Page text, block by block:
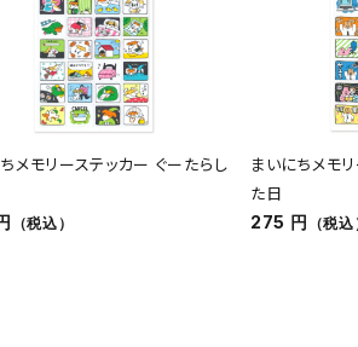
メモリーステッカー ぐーたらし
（税込）
まいにちメモ
た日
275 円 （税